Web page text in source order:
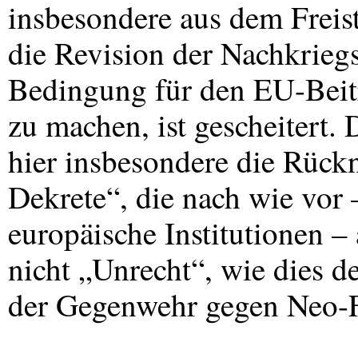
insbesondere aus dem
die Revision der
Bedingung für den EU-
zu machen, ist gescheitert.
hier insbesondere die
Dekrete“, die nach wie
europäische Institutionen
nicht „Unrecht“, wie dies
der Gegenwehr gegen